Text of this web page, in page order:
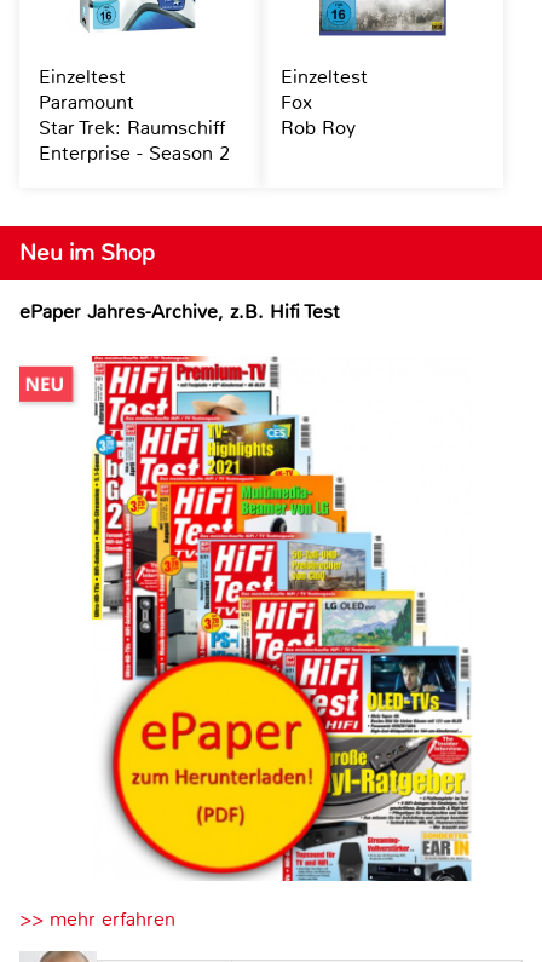
Neu im Shop
ePaper Jahres-Archive, z.B. Hifi Test
>> mehr erfahren
Einzeltest
Paramount
Star Trek: Raumschiff
Enterprise - Season 2
Einzeltest
Fox
Rob Roy